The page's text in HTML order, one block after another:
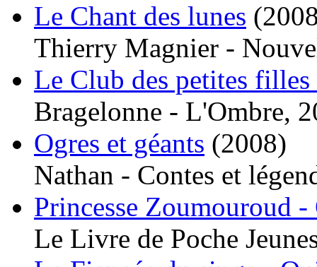
Le Chant des lunes
Thierry Magnier -
Le Club des petites filles
Bragelonne - L'Ombre,
Ogres et géants (2008)
Nathan - Contes et
Princesse Zoumouroud -
Le Livre de Poche